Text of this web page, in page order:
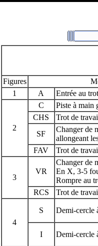
Figures
1
A Entrée au
2
C
Piste à main
CHS
Trot de
SF
Changer de
allongeant
FAV
Trot de
3
VR
Changer de
En X, 3-5
Rompre au
RCS
Trot de
4
S Demi-cercle
I Demi-cercle